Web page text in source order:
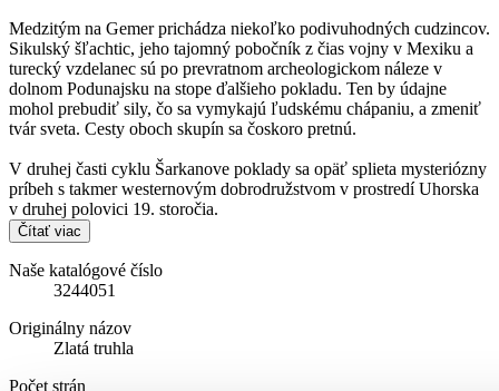
Medzitým na Gemer prichádza niekoľko podivuhodných cudzincov.
Sikulský šľachtic, jeho tajomný pobočník z čias vojny v Mexiku a
turecký vzdelanec sú po prevratnom archeologickom náleze v
dolnom Podunajsku na stope ďalšieho pokladu. Ten by údajne
mohol prebudiť sily, čo sa vymykajú ľudskému chápaniu, a zmeniť
tvár sveta. Cesty oboch skupín sa čoskoro pretnú.
V druhej časti cyklu Šarkanove poklady sa opäť splieta mysteriózny
príbeh s takmer westernovým dobrodružstvom v prostredí Uhorska
v druhej polovici 19. storočia.
Čítať viac
Naše katalógové číslo
3244051
Originálny názov
Zlatá truhla
Počet strán